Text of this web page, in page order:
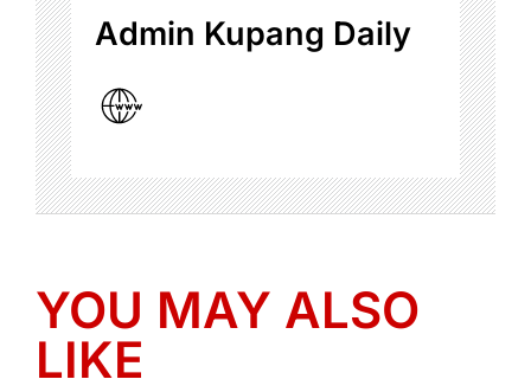
Admin Kupang Daily
YOU MAY ALSO
LIKE